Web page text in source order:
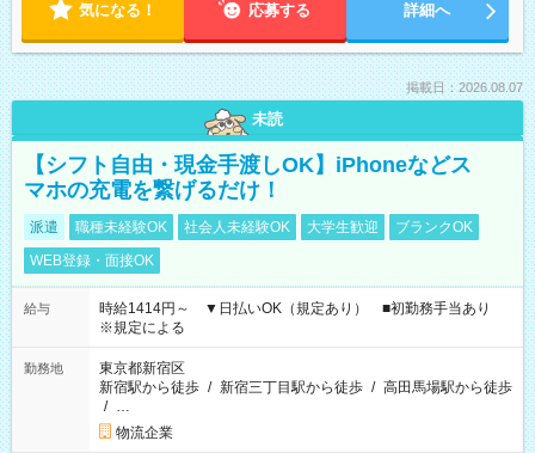
気になる！ 応募する 詳細へ
掲載日：2026.08.07
未読
【シフト自由・現金手渡しOK】iPhoneなどス
マホの充電を繋げるだけ！
派遣 職種未経験OK 社会人未経験OK 大学生歓迎
ブランクOK
WEB登録・面接OK
給与
時給1414円～ ▼日払いOK（規定あり） ■初勤務手当あり
※規定による
勤務地
東京都新宿区
新宿駅から徒歩 / 新宿三丁目駅から徒歩 / 高田馬場駅から徒歩
/ …
物流企業